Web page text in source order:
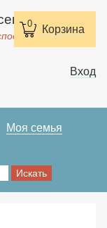
0 Корзина
спасется.
Вход
Моя семья